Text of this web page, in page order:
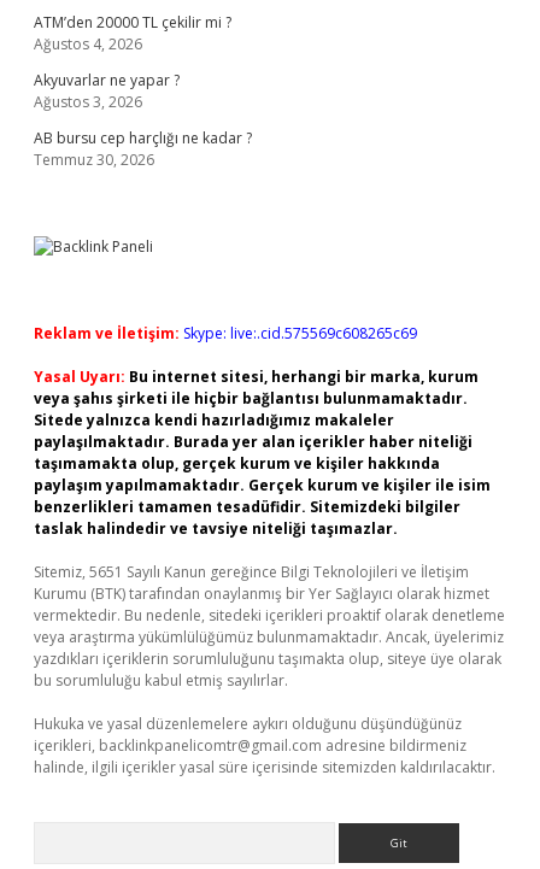
ATM’den 20000 TL çekilir mi ?
Ağustos 4, 2026
Akyuvarlar ne yapar ?
Ağustos 3, 2026
AB bursu cep harçlığı ne kadar ?
Temmuz 30, 2026
Reklam ve İletişim: Skype: live:.cid.575569c608265c69
Yasal Uyarı: Bu internet sitesi, herhangi bir marka, kurum
veya şahıs şirketi ile hiçbir bağlantısı bulunmamaktadır.
Sitede yalnızca kendi hazırladığımız makaleler
paylaşılmaktadır. Burada yer alan içerikler haber niteliği
taşımamakta olup, gerçek kurum ve kişiler hakkında
paylaşım yapılmamaktadır. Gerçek kurum ve kişiler ile isim
benzerlikleri tamamen tesadüfidir. Sitemizdeki bilgiler
taslak halindedir ve tavsiye niteliği taşımazlar.
Sitemiz, 5651 Sayılı Kanun gereğince Bilgi Teknolojileri ve İletişim
Kurumu (BTK) tarafından onaylanmış bir Yer Sağlayıcı olarak hizmet
vermektedir. Bu nedenle, sitedeki içerikleri proaktif olarak denetleme
veya araştırma yükümlülüğümüz bulunmamaktadır. Ancak, üyelerimiz
yazdıkları içeriklerin sorumluluğunu taşımakta olup, siteye üye olarak
bu sorumluluğu kabul etmiş sayılırlar.
Hukuka ve yasal düzenlemelere aykırı olduğunu düşündüğünüz
içerikleri, backlinkpanelicomtr@gmail.com adresine bildirmeniz
halinde, ilgili içerikler yasal süre içerisinde sitemizden kaldırılacaktır.